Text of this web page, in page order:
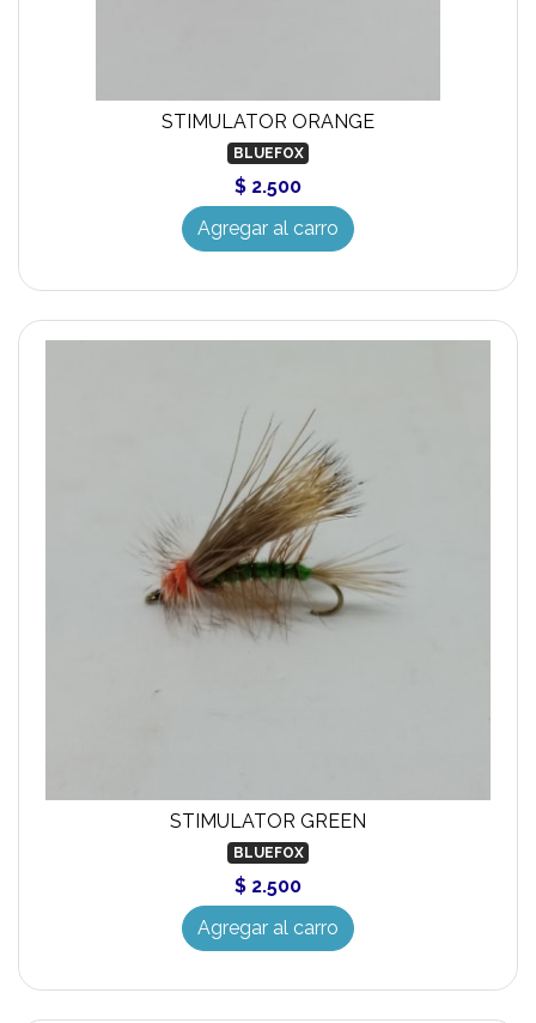
STIMULATOR ORANGE
BLUEFOX
$ 2.500
Agregar al carro
STIMULATOR GREEN
BLUEFOX
$ 2.500
Agregar al carro